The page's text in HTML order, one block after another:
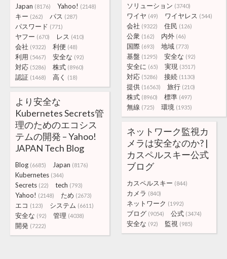
ソリューション (3740)
ワイヤ (49) ワイヤレス (544)
会社 (9322) 住民 (126)
公衆 (162) 内外 (46)
国際 (693) 地域 (773)
基盤 (1295) 安全な (92)
安全に (65) 実現 (3517)
対応 (5286) 接続 (1130)
提供 (16563) 旅行 (210)
株式 (8960) 標準 (497)
無線 (725) 環境 (1935)
Japan (8176) Yahoo! (2148)
キー (262) パス (287)
パスワード (771)
ヤフー (670) レス (410)
会社 (9322) 利便 (48)
利用 (5467) 安全な (92)
対応 (5286) 株式 (8960)
認証 (1468) 高く (18)
より安全な
Kubernetes Secrets管
理のためのエコシス
テムの開発 – Yahoo!
JAPAN Tech Blog
Blog (6685) Japan (8176)
Kubernetes (344)
Secrets (22) tech (793)
Yahoo! (2148) ため (2673)
エコ (123) システム (6611)
安全な (92) 管理 (4038)
開発 (7222)
ネットワーク監視カ
メラは安全なのか? |
カスペルスキー公式
ブログ
カスペルスキー (844)
カメラ (840)
ネットワーク (1992)
ブログ (9054) 公式 (3474)
安全な (92) 監視 (985)